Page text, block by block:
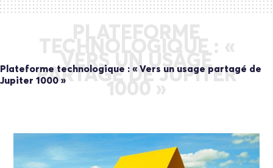
PLATEFORME
TECHNOLOGIQUE : «
VERS UN USAGE
PARTAGÉ DE JUPITER
1000 »
Plateforme technologique : « Vers un usage partagé de
Jupiter 1000 »